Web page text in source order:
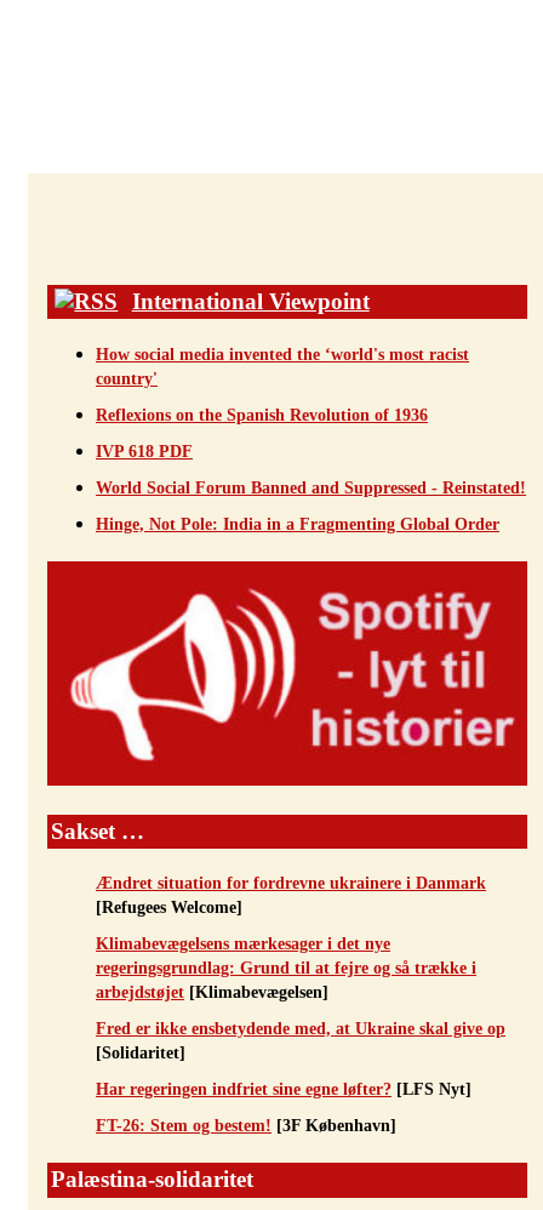
International Viewpoint
How social media invented the ‘world's most racist
country'
Reflexions on the Spanish Revolution of 1936
IVP 618 PDF
World Social Forum Banned and Suppressed - Reinstated!
Hinge, Not Pole: India in a Fragmenting Global Order
Sakset …
Ændret situation for fordrevne ukrainere i Danmark
[Refugees Welcome]
Klimabevægelsens mærkesager i det nye
regeringsgrundlag: Grund til at fejre og så trække i
arbejdstøjet [Klimabevægelsen]
Fred er ikke ensbetydende med, at Ukraine skal give op
[Solidaritet]
Har regeringen indfriet sine egne løfter? [LFS Nyt]
FT-26: Stem og bestem! [3F København]
Palæstina-solidaritet